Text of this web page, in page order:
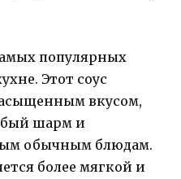
популярных
Этот соус
вкусом,
шарм и
обычным блюдам.
более мягкой и